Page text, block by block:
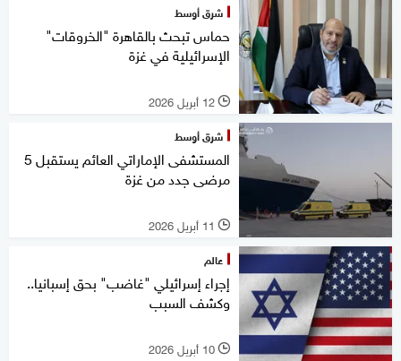
شرق أوسط
حماس تبحث بالقاهرة "الخروقات"
الإسرائيلية في غزة
l 12 أبريل 2026
شرق أوسط
المستشفى الإماراتي العائم يستقبل 5
مرضى جدد من غزة
l 11 أبريل 2026
عالم
إجراء إسرائيلي "غاضب" بحق إسبانيا..
وكشف السبب
l 10 أبريل 2026